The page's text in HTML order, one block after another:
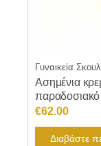
Γυναικεία
Ασημένια
παραδοσιακό
€62.00
Διαβάστε